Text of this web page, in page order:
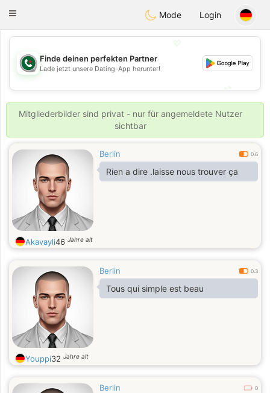
Weshrak
Toggle
Mode Login
💖
Finde deinen perfekten Partner
Lade jetzt unsere Dating-App herunter!
Mitgliederbilder sind privat - nur für angemeldete Nutzer
sichtbar
Berlin 0.6
Rien a dire .laisse nous trouver ça
Akavayli46 Jahre alt
Berlin 0.3
Tous qui simple est beau
Youppi32 Jahre alt
Berlin 0